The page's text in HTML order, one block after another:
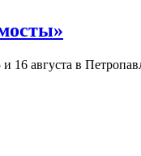
августа в